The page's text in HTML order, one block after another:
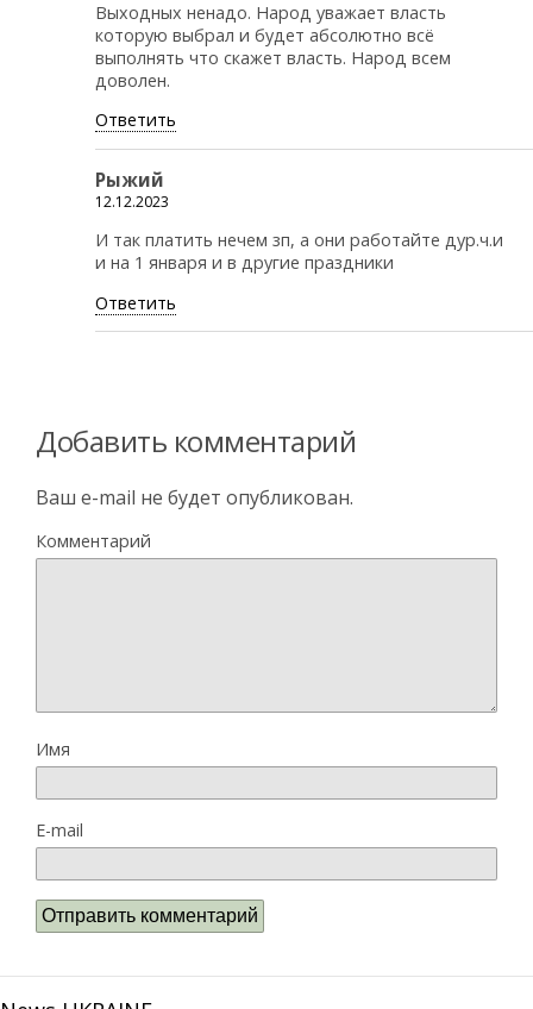
Выходных ненадо. Народ уважает власть
которую выбрал и будет абсолютно всё
выполнять что скажет власть. Народ всем
доволен.
Ответить
Рыжий
12.12.2023
И так платить нечем зп, а они работайте дур.ч.и
и на 1 января и в другие праздники
Ответить
Добавить комментарий
Ваш e-mail не будет опубликован.
Комментарий
Имя
E-mail